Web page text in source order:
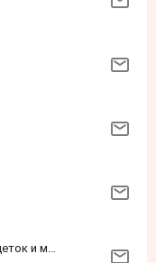
nataliZ(красивые шапочки для деток и мам, в наличии и на заказ)